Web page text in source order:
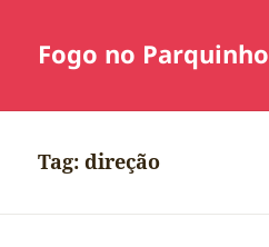
Fogo no Parquinho
Tag:direção